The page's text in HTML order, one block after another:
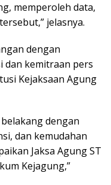
memperoleh data,
jelasnya.
dengan
dan kemitraan pers
Kejaksaan Agung
dengan
dan kemudahan
Jaksa Agung ST
Kejagung,”